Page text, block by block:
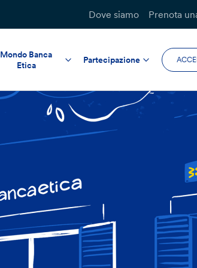
Dove siamo Prenota
Mondo Banca
Etica
Partecipazione